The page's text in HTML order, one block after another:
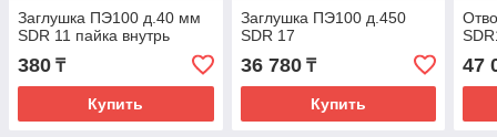
Заглушка ПЭ100 д.40 мм
SDR 11 пайка внутрь
380 ₸
Купить
Заглушка ПЭ100 д.450
SDR 17
36 780₸
Купить
47